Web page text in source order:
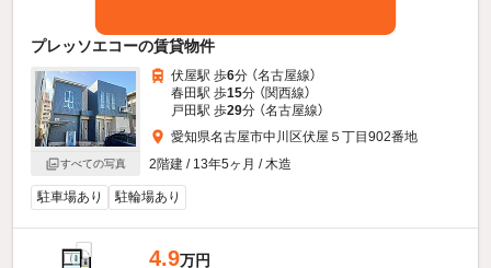
プレッソエコーの賃貸物件
すべての写真
伏屋駅 歩6分 （名古屋線）
春田駅 歩15分 （関西線）
戸田駅 歩29分 （名古屋線）
愛知県名古屋市中川区伏屋５丁目902番地
2階建 / 13年5ヶ月 / 木造
駐車場あり 駐輪場あり
4.9万円